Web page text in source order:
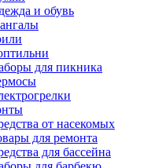
и обувь
для пикника
от насекомых
для ремонта
для бассейна